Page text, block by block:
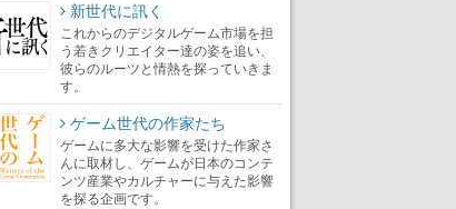
新世代に訊く
これからのデジタルゲーム市場を担
う若きクリエイター達の姿を追い、
彼らのルーツと情熱を探っていきま
す。
ゲーム世代の作家たち
ゲームに多大な影響を受けた作家さ
んに取材し、ゲームが日本のコンテ
ンツ産業やカルチャーに与えた影響
を探る企画です。